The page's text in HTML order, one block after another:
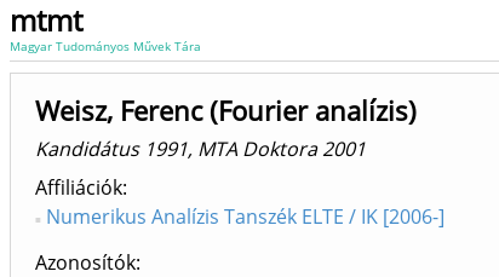
mtmt
Magyar Tudományos Művek Tára
Weisz, Ferenc (Fourier analízis)
Kandidátus 1991, MTA Doktora 2001
Affiliációk
Numerikus Analízis Tanszék ELTE / IK [2006-]
Azonosítók